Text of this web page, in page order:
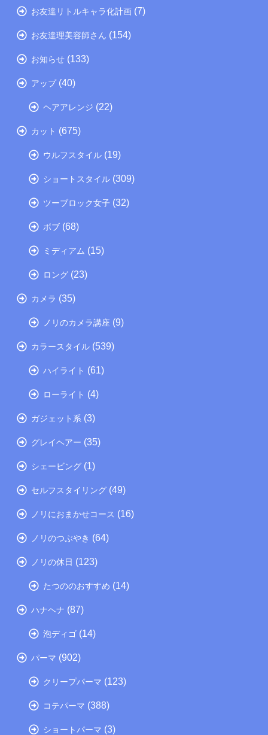
お友達リトルキャラ化計画 (7)
お友達理美容師さん (154)
お知らせ (133)
アップ(40)
ヘアアレンジ (22)
カット (675)
ウルフスタイル (19)
ショートスタイル (309)
ツーブロック女子 (32)
ボブ (68)
ミディアム (15)
ロング (23)
カメラ (35)
ノリのカメラ講座 (9)
カラースタイル (539)
ハイライト (61)
ローライト (4)
ガジェット系 (3)
グレイヘアー (35)
シェービング (1)
セルフスタイリング (49)
ノリにおまかせコース (16)
ノリのつぶやき (64)
ノリの休日 (123)
たつののおすすめ (14)
ハナヘナ (87)
泡ディゴ (14)
パーマ (902)
クリープパーマ (123)
コテパーマ (388)
ショートパーマ (3)